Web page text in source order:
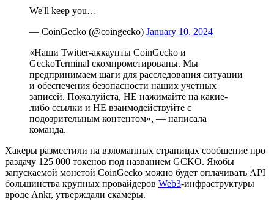
We'll keep you…
— CoinGecko (@coingecko) January 10, 2024
«Наши Twitter-аккаунты CoinGecko и
GeckoTerminal скомпрометированы. Мы
предпринимаем шаги для расследования ситуации
и обеспечения безопасности наших учетных
записей. Пожалуйста, НЕ нажимайте на какие-
либо ссылки и НЕ взаимодействуйте с
подозрительным контентом», — написала
команда.
Хакеры разместили на взломанных страницах сообщение про
раздачу 125 000 токенов под названием GCKO. Якобы
запускаемой монетой CoinGecko можно будет оплачивать API
большинства крупных провайдеров Web3-инфраструктуры
вроде Ankr, утверждали скамеры.